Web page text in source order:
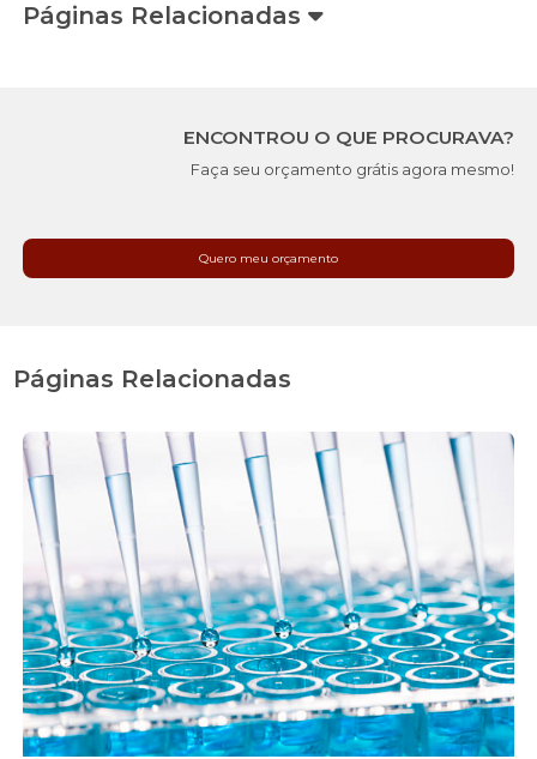
Páginas Relacionadas
ENCONTROU O QUE PROCURAVA?
Faça seu orçamento grátis agora mesmo!
Quero meu orçamento
Páginas Relacionadas